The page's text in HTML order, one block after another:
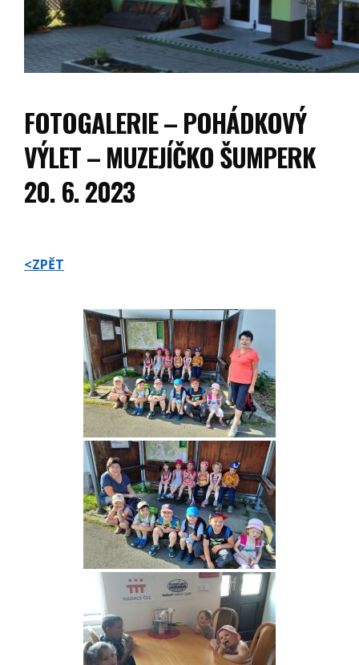
FOTOGALERIE – POHÁDKOVÝ
VÝLET – MUZEJÍČKO ŠUMPERK
20. 6. 2023
<ZPĚT